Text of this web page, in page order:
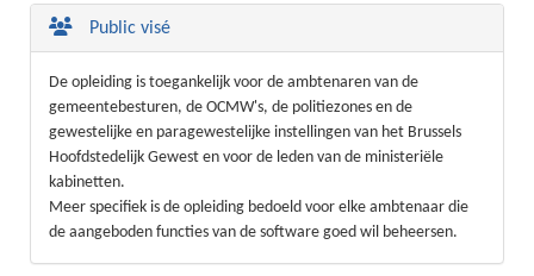
Public visé
De opleiding is toegankelijk voor de ambtenaren van de
gemeentebesturen, de OCMW's, de politiezones en de
gewestelijke en paragewestelijke instellingen van het Brussels
Hoofdstedelijk Gewest en voor de leden van de ministeriële
kabinetten.
Meer specifiek is de opleiding bedoeld voor elke ambtenaar die
de aangeboden functies van de software goed wil beheersen.